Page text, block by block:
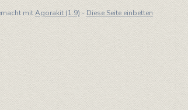
mitAgorakit (1.9) - Diese Seite einbetten